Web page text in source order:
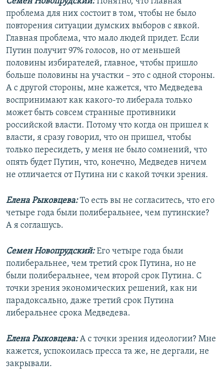
проблема для них состоит в том, чтобы не было
повторения ситуации думских выборов с явкой.
Главная проблема, что мало людей придет. Если
Путин получит 97% голосов, но от меньшей
половины избирателей, главное, чтобы пришло
больше половины на участки – это с одной стороны.
А с другой стороны, мне кажется, что Медведева
воспринимают как какого-то либерала только
может быть совсем странные противники
российской власти. Потому что когда он пришел к
власти, я сразу говорил, что он пришел, чтобы
только пересидеть, у меня не было сомнений, что
опять будет Путин, что, конечно, Медведев ничем
не отличается от Путина ни с какой точки зрения.
Елена Рыковцева:То есть вы не согласитесь, что его
четыре года были полиберальнее, чем путинские?
А я соглашусь.
Семен Новопрудский:Его четыре года были
полиберальнее, чем третий срок Путина, но не
были полиберальнее, чем второй срок Путина. С
точки зрения экономических решений, как ни
парадоксально, даже третий срок Путина
либеральнее срока Медведева.
Елена Рыковцева:А с точки зрения идеологии? Мне
кажется, успокоилась пресса та же, не дергали, не
закрывали.